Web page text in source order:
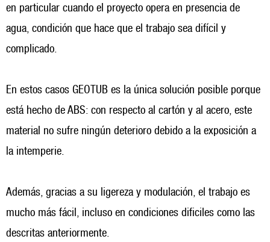
en particular cuando el proyecto opera en presencia de
agua, condición que hace que el trabajo sea difícil y
complicado.
En estos casos GEOTUB es la única solución posible porque
está hecho de ABS: con respecto al cartón y al acero, este
material no sufre ningún deterioro debido a la exposición a
la intemperie.
Además, gracias a su ligereza y modulación, el trabajo es
mucho más fácil, incluso en condiciones dificiles como las
descritas anteriormente.